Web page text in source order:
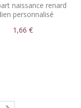
naissance renard
personnalisé
1,66 €